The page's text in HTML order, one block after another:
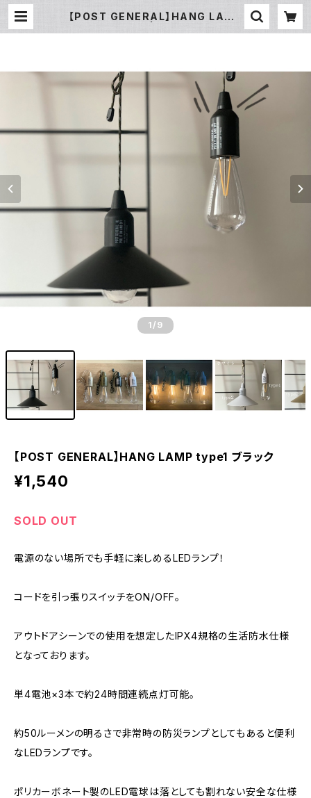
【POST GENERAL】HANG LAMP
1 /9
【POST GENERAL】HANG LAMP type1 ブラック
¥1,540
SOLD OUT
電源のない場所でも手軽に楽しめるLEDランプ！
コードを引っ張りスイッチをON/OFF。
アウトドアシーンでの使用を想定したIPX4規格の生活防水仕様
となっております。
単4電池×3本で約24時間連続点灯可能。
約50ルーメンの明るさで非常時の防災ランプとしてもあると便利
なLEDランプです。
ポリカーボネート製のLED電球は落としても割れない安全な仕様